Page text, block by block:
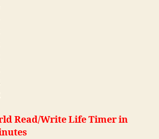
Read/Write Life Timer in